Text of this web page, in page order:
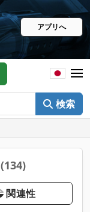
アプリへ
検索
(134)
関連性